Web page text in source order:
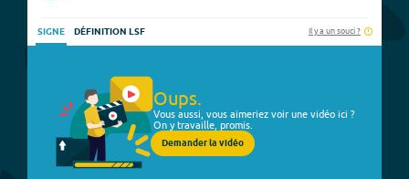
SIGNE DÉFINITION LSF Il y a un souci ?
Oups.
Vous aussi, vous aimeriez voir une vidéo ici ?
On y travaille, promis.
Demander la vidéo